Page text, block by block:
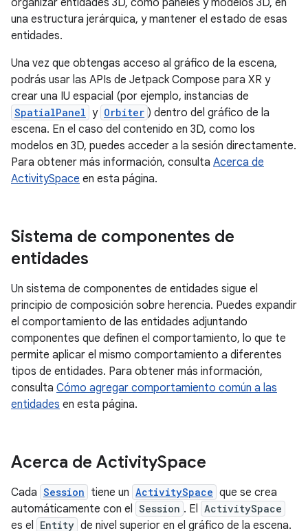
organizar entidades 3D, como paneles y modelos 3D, en
una estructura jerárquica, y mantener el estado de esas
entidades.
Una vez que obtengas acceso al gráfico de la escena,
podrás usar las APIs de Jetpack Compose para XR y
crear una IU espacial (por ejemplo, instancias de
SpatialPanel y Orbiter ) dentro del gráfico de la
escena. En el caso del contenido en 3D, como los
modelos en 3D, puedes acceder a la sesión directamente.
Para obtener más información, consulta Acerca de
ActivitySpace en esta página.
Sistema de componentes de
entidades
Un sistema de componentes de entidades sigue el
principio de composición sobre herencia. Puedes expandir
el comportamiento de las entidades adjuntando
componentes que definen el comportamiento, lo que te
permite aplicar el mismo comportamiento a diferentes
tipos de entidades. Para obtener más información,
consulta Cómo agregar comportamiento común a las
entidades en esta página.
Acerca de ActivitySpace
Cada Session tiene un ActivitySpace que se crea
automáticamente con el Session . El ActivitySpace
es el Entity de nivel superior en el gráfico de la escena.